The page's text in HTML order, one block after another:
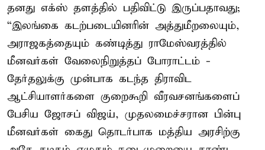
தனது எக்ஸ் தளத்தில் பதிவிட்டு இருப்பதாவது;
“இலங்கை கடற்படையினரின் அத்துமீறலையும்,
அராஜகத்தையும் கண்டித்து ராமேஸ்வரத்தில்
மீனவர்கள் வேலைநிறுத்தப் போராட்டம் -
தேர்தலுக்கு முன்பாக கடந்த திராவிட
ஆட்சியாளர்களை குறைகூறி வீரவசனங்களைப்
பேசிய ஜோசப் விஜய், முதலமைச்சரான பின்பு
மீனவர்கள் கைது தொடர்பாக மத்திய அரசிற்கு